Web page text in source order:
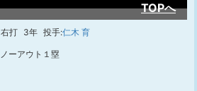
TOPへ
右打 3年 投手:仁木 育
ノーアウト１塁